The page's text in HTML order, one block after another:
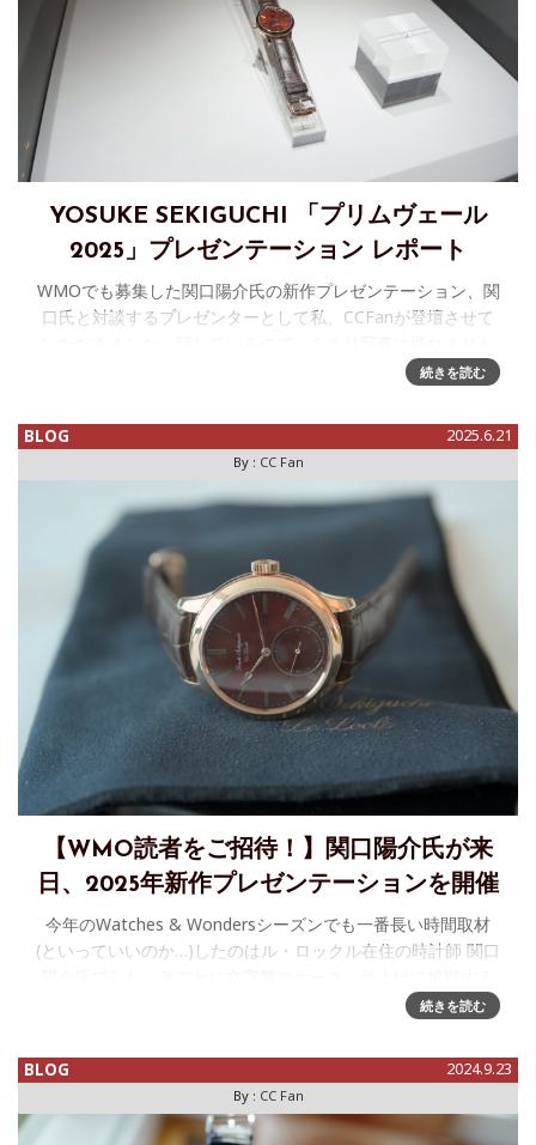
YOSUKE SEKIGUCHI 「プリムヴェール
2025」プレゼンテーション レポート
WMOでも募集した関口陽介氏の新作プレゼンテーション、関
口氏と対談するプレゼンターとして私、CCFanが登壇させて
でしたが、レポートします。設営の様子、ホテルのパーティ
続きを読む
BLOG 2025.6.21
By : CC Fan
【WMO読者をご招待！】関口陽介氏が来
日、2025年新作プレゼンテーションを開催
今年のWatches & Wondersシーズンでも一番長い時間取材
(といっていいのか…)したのはル・ロックル在住の時計師 関口
イヤーモデルとして制作される「プリムフェール続きを読む
BLOG 2024.9.23
By : CC Fan